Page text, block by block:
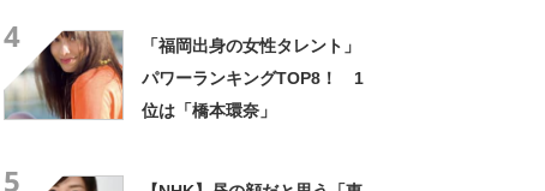
4
「福岡出身の女性タレント」
パワーランキングTOP8！ 1
位は「橋本環奈」
5